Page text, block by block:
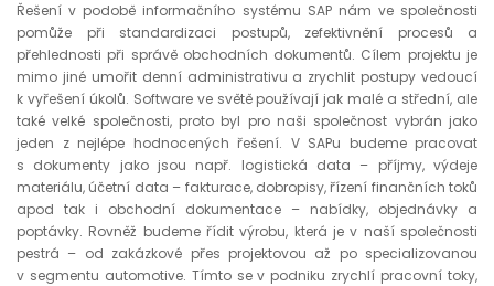
Řešení v podobě informačního systému SAP nám ve společnosti
pomůže při standardizaci postupů, zefektivnění procesů a
přehlednosti při správě obchodních dokumentů. Cílem projektu je
mimo jiné umořit denní administrativu a zrychlit postupy vedoucí
k vyřešení úkolů. Software ve světě používají jak malé a střední, ale
také velké společnosti, proto byl pro naši společnost vybrán jako
jeden z nejlépe hodnocených řešení. V SAPu budeme pracovat
s dokumenty jako jsou např. logistická data – příjmy, výdeje
materiálu, účetní data – fakturace, dobropisy, řízení finančních toků
apod tak i obchodní dokumentace – nabídky, objednávky a
poptávky. Rovněž budeme řídit výrobu, která je v naší společnosti
pestrá – od zakázkové přes projektovou až po specializovanou
v segmentu automotive. Tímto se v podniku zrychlí pracovní toky,